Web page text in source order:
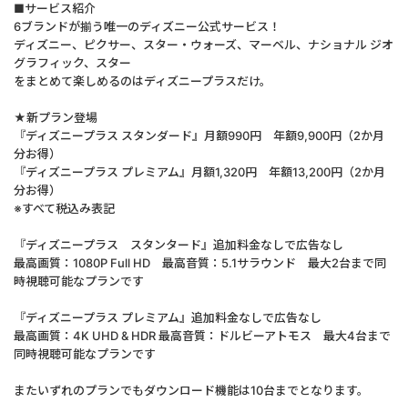
■サービス紹介
6ブランドが揃う唯一のディズニー公式サービス！
ディズニー、ピクサー、スター・ウォーズ、マーベル、ナショナル ジオ
グラフィック、スター
をまとめて楽しめるのはディズニープラスだけ。
★新プラン登場
『ディズニープラス スタンダード』月額990円 年額9,900円（2か月
分お得）
『ディズニープラス プレミアム』月額1,320円 年額13,200円（2か月
分お得）
※すべて税込み表記
『ディズニープラス スタンタード』追加料金なしで広告なし
最高画質：1080P Full HD 最高音質：5.1サラウンド 最大2台まで同
時視聴可能なプランです
『ディズニープラス プレミアム』追加料金なしで広告なし
最高画質：4K UHD & HDR 最高音質：ドルビーアトモス 最大4台まで
同時視聴可能なプランです
またいずれのプランでもダウンロード機能は10台までとなります。